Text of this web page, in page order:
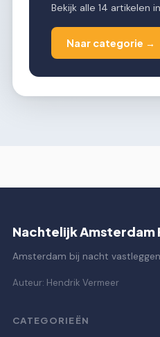
Bekijk alle 14 artikelen
Naar categorie →
Nachtelijk Amsterdam
Amsterdam bij nacht
Auteur: Hendrik Vermeer
CATEGORIEËN